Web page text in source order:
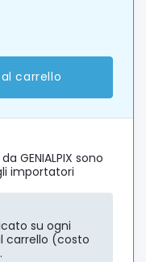
carrello
GENIALPIX sono
importatori
su ogni
carrello (costo